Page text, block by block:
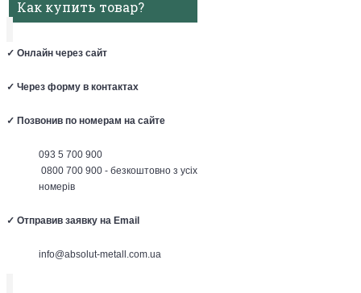
Как купить товар?
✓ Онлайн через сайт
✓ Через форму в контактах
✓ Позвонив по номерам на сайте
093 5 700 900
0800 700 900 - безкоштовно з усіх
номерів
✓ Отправив заявку на Email
info@absolut-metall.com.ua